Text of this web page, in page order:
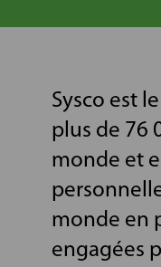
Sysco est
plus de 76
monde et
monde en
engagées